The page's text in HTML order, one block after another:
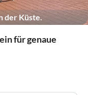
der Küste.
für genaue